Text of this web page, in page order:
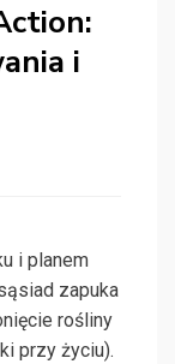
i
i planem
zapuka
rośliny
przy życiu).